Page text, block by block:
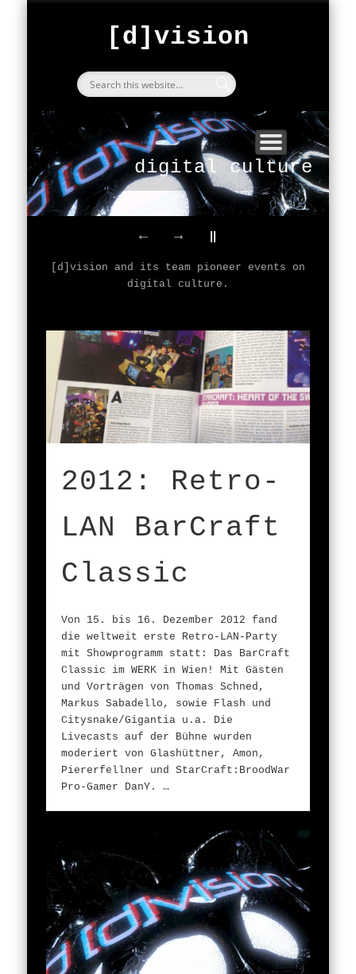
[d]vision
digital culture
← → ||
[d]vision and its team pioneer events on
digital culture.
2012: Retro-
LAN BarCraft
Classic
Von 15. bis 16. Dezember 2012 fand
die weltweit erste Retro-LAN-Party
mit Showprogramm statt: Das BarCraft
Classic im WERK in Wien! Mit Gästen
und Vorträgen von Thomas Schned,
Markus Sabadello, sowie Flash und
Citysnake/Gigantia u.a. Die
Livecasts auf der Bühne wurden
moderiert von Glashüttner, Amon,
Piererfellner und StarCraft:BroodWar
Pro-Gamer DanY. …